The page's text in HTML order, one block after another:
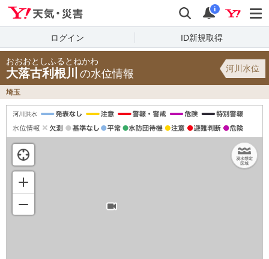
検索 通知
i
ログイン ID新規取得
おおおとしふるとねかわ
大落古利根川 の水位情報 河川水位
埼玉